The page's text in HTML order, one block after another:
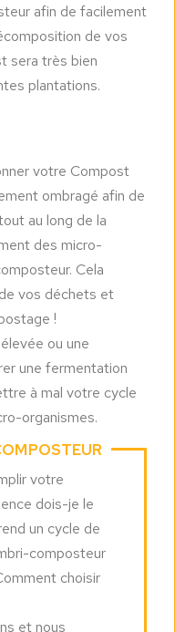
afin de facilement
de vos
sera très bien
plantations.
votre Compost
ombragé afin de
au long de la
des micro-
Cela
vos déchets et
!
ou une
une fermentation
à mal votre cycle
organismes.
votre
dois-je le
un cycle de
composteur
choisir
et nous